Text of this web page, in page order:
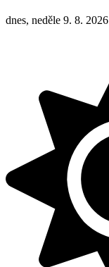
dnes, neděle 9. 8. 2026